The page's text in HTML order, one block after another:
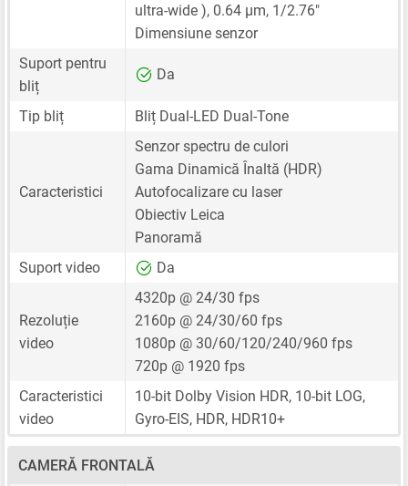
ultra-wide ), 0.64 μm, 1/2.76"
Dimensiune senzor
Suport pentru
bliț
Da
Tip bliț Bliț Dual-LED Dual-Tone
Caracteristici
Senzor spectru de culori
Gama Dinamică Înaltă (HDR)
Autofocalizare cu laser
Obiectiv Leica
Panoramă
Suport video
Da
Rezoluție
video
4320p @ 24/30 fps
2160p @ 24/30/60 fps
1080p @ 30/60/120/240/960 fps
720p @ 1920 fps
Caracteristici
video
10-bit Dolby Vision HDR, 10-bit LOG,
Gyro-EIS, HDR, HDR10+
CAMERĂ FRONTALĂ